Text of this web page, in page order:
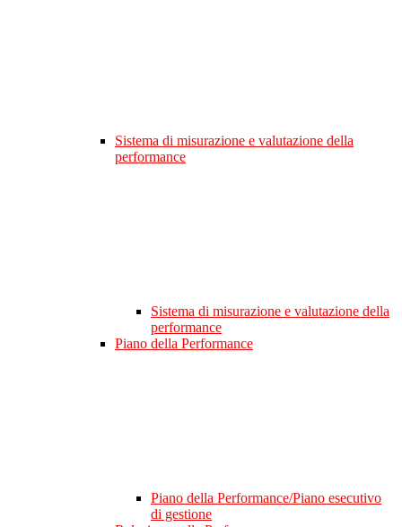
Sistema di misurazione e valutazione della
performance
Sistema di misurazione e valutazione della
performance
Piano della Performance
Piano della Performance/Piano esecutivo
di gestione